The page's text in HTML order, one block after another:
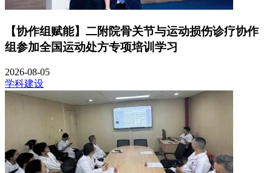
【协作组赋能】二附院骨关节与运动损伤诊疗协作
组参加全国运动处方专项培训学习
2026-08-05
学科建设